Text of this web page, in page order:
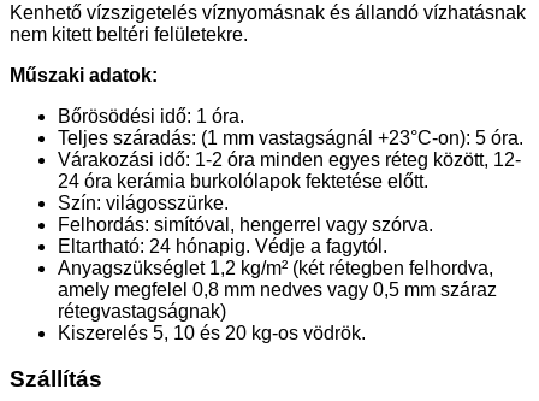
Kenhető vízszigetelés víznyomásnak és állandó vízhatásnak
nem kitett beltéri felületekre.
Műszaki adatok:
Bőrösödési idő: 1 óra.
Teljes száradás: (1 mm vastagságnál +23°C-on): 5 óra.
Várakozási idő: 1-2 óra minden egyes réteg között, 12-
24 óra kerámia burkolólapok fektetése előtt.
Szín: világosszürke.
Felhordás: simítóval, hengerrel vagy szórva.
Eltartható: 24 hónapig. Védje a fagytól.
Anyagszükséglet 1,2 kg/m² (két rétegben felhordva,
amely megfelel 0,8 mm nedves vagy 0,5 mm száraz
rétegvastagságnak)
Kiszerelés 5, 10 és 20 kg-os vödrök.
Szállítás